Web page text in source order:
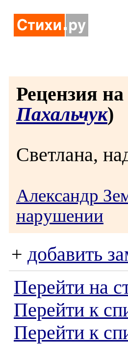
Рецензия на
Пахальчук)
Светлана,
Александр
нарушении
+ добавить
Перейти на
Перейти к
Перейти к